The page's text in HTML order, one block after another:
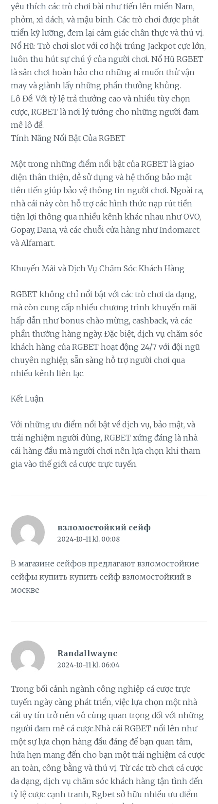
yêu thích các trò chơi bài như tiến lên miền Nam,
phỏm, xì dách, và mậu binh. Các trò chơi được phát
triển kỹ lưỡng, đem lại cảm giác chân thực và thú vị.
Nổ Hũ: Trò chơi slot với cơ hội trúng Jackpot cực lớn,
luôn thu hút sự chú ý của người chơi. Nổ Hũ RGBET
là sân chơi hoàn hảo cho những ai muốn thử vận
may và giành lấy những phần thưởng khủng.
Lô Đề: Với tỷ lệ trả thưởng cao và nhiều tùy chọn
cược, RGBET là nơi lý tưởng cho những người đam
mê lô đề.
Tính Năng Nổi Bật Của RGBET
Một trong những điểm nổi bật của RGBET là giao
diện thân thiện, dễ sử dụng và hệ thống bảo mật
tiên tiến giúp bảo vệ thông tin người chơi. Ngoài ra,
nhà cái này còn hỗ trợ các hình thức nạp rút tiền
tiện lợi thông qua nhiều kênh khác nhau như OVO,
Gopay, Dana, và các chuỗi cửa hàng như Indomaret
và Alfamart.
Khuyến Mãi và Dịch Vụ Chăm Sóc Khách Hàng
RGBET không chỉ nổi bật với các trò chơi đa dạng,
mà còn cung cấp nhiều chương trình khuyến mãi
hấp dẫn như bonus chào mừng, cashback, và các
phần thưởng hàng ngày. Đặc biệt, dịch vụ chăm sóc
khách hàng của RGBET hoạt động 24/7 với đội ngũ
chuyên nghiệp, sẵn sàng hỗ trợ người chơi qua
nhiều kênh liên lạc.
Kết Luận
Với những ưu điểm nổi bật về dịch vụ, bảo mật, và
trải nghiệm người dùng, RGBET xứng đáng là nhà
cái hàng đầu mà người chơi nên lựa chọn khi tham
gia vào thế giới cá cược trực tuyến.
взломостойкий сейф
2024-10-11 kl. 00:08
В магазине сейфов предлагают взломостойкие
сейфы купитькупить сейф взломостойкий в
москве
Randallwaync
2024-10-11 kl. 06:04
Trong bối cảnh ngành công nghiệp cá cược trực
tuyến ngày càng phát triển, việc lựa chọn một nhà
cái uy tín trở nên vô cùng quan trọng đối với những
người đam mê cá cược.Nhà cái RGBET nổi lên như
một sự lựa chọn hàng đầu đáng để bạn quan tâm,
hứa hẹn mang đến cho bạn một trải nghiệm cá cược
an toàn, công bằng và thú vị. Từ các trò chơi cá cược
đa dạng, dịch vụ chăm sóc khách hàng tận tình đến
tỷ lệ cược cạnh tranh, Rgbet sở hữu nhiều ưu điểm